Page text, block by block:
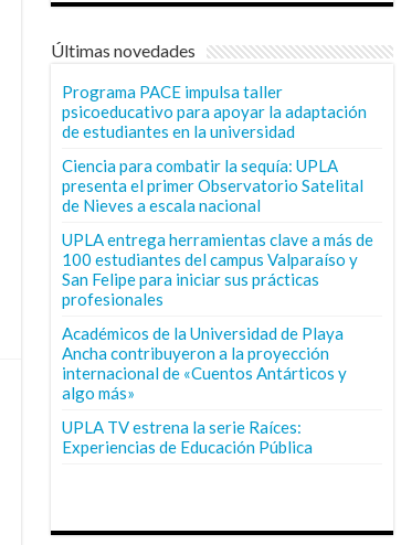
Últimas novedades
Programa PACE impulsa taller
psicoeducativo para apoyar la adaptación
de estudiantes en la universidad
Ciencia para combatir la sequía: UPLA
presenta el primer Observatorio Satelital
de Nieves a escala nacional
UPLA entrega herramientas clave a más de
100 estudiantes del campus Valparaíso y
San Felipe para iniciar sus prácticas
profesionales
Académicos de la Universidad de Playa
Ancha contribuyeron a la proyección
internacional de «Cuentos Antárticos y
algo más»
UPLA TV estrena la serie Raíces:
Experiencias de Educación Pública